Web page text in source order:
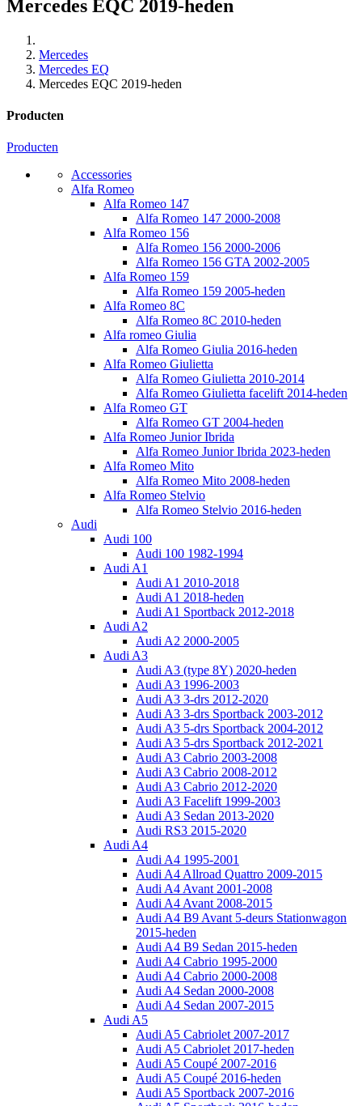
Mercedes EQC 2019-heden
Mercedes
Mercedes EQ
Mercedes EQC 2019-heden
Producten
Producten
Accessories
Alfa Romeo
Alfa Romeo 147
Alfa Romeo 147 2000-2008
Alfa Romeo 156
Alfa Romeo 156 2000-2006
Alfa Romeo 156 GTA 2002-2005
Alfa Romeo 159
Alfa Romeo 159 2005-heden
Alfa Romeo 8C
Alfa Romeo 8C 2010-heden
Alfa romeo Giulia
Alfa Romeo Giulia 2016-heden
Alfa Romeo Giulietta
Alfa Romeo Giulietta 2010-2014
Alfa Romeo Giulietta facelift 2014-heden
Alfa Romeo GT
Alfa Romeo GT 2004-heden
Alfa Romeo Junior Ibrida
Alfa Romeo Junior Ibrida 2023-heden
Alfa Romeo Mito
Alfa Romeo Mito 2008-heden
Alfa Romeo Stelvio
Alfa Romeo Stelvio 2016-heden
Audi
Audi 100
Audi 100 1982-1994
Audi A1
Audi A1 2010-2018
Audi A1 2018-heden
Audi A1 Sportback 2012-2018
Audi A2
Audi A2 2000-2005
Audi A3
Audi A3 (type 8Y) 2020-heden
Audi A3 1996-2003
Audi A3 3-drs 2012-2020
Audi A3 3-drs Sportback 2003-2012
Audi A3 5-drs Sportback 2004-2012
Audi A3 5-drs Sportback 2012-2021
Audi A3 Cabrio 2003-2008
Audi A3 Cabrio 2008-2012
Audi A3 Cabrio 2012-2020
Audi A3 Facelift 1999-2003
Audi A3 Sedan 2013-2020
Audi RS3 2015-2020
Audi A4
Audi A4 1995-2001
Audi A4 Allroad Quattro 2009-2015
Audi A4 Avant 2001-2008
Audi A4 Avant 2008-2015
Audi A4 B9 Avant 5-deurs Stationwagon
2015-heden
Audi A4 B9 Sedan 2015-heden
Audi A4 Cabrio 1995-2000
Audi A4 Cabrio 2000-2008
Audi A4 Sedan 2000-2008
Audi A4 Sedan 2007-2015
Audi A5
Audi A5 Cabriolet 2007-2017
Audi A5 Cabriolet 2017-heden
Audi A5 Coupé 2007-2016
Audi A5 Coupé 2016-heden
Audi A5 Sportback 2007-2016